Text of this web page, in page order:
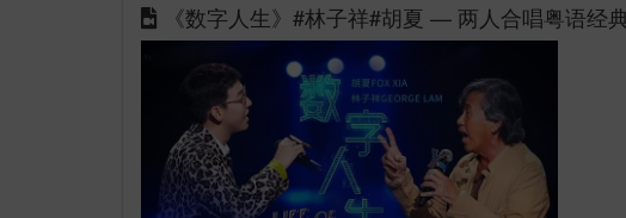
《数字人生》#林子祥#胡夏 — 两人合唱粤语经